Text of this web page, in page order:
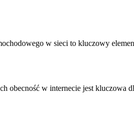
w sieci to kluczowy
obecność w internecie jest kluczowa